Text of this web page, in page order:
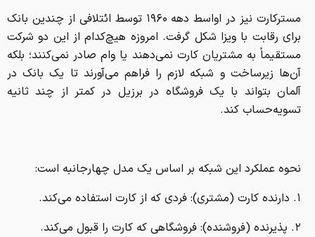
مسترکارت نیز در اواسط دهه ۱۹۶۰ توسط ائتلافی از چندین بانک
برای رقابت با ویزا شکل گرفت. امروزه هیچ‌کدام از این دو شرکت
مستقیماً به مشتریان کارت نمی‌دهند یا وام صادر نمی‌کنند؛ بلکه
آن‌ها زیرساخت و شبکه لازم را فراهم می‌آورند تا یک بانک در
آلمان بتواند با یک فروشگاه در برزیل در کمتر از چند ثانیه
تسویه‌حساب کند.
نحوه عملکرد این شبکه بر اساس یک مدل چهارجانبه است:
۱. دارنده کارت (مشتری): فردی که از کارت استفاده می‌کند.
۲. پذیرنده (فروشنده): فروشگاهی که کارت را قبول می‌کند.